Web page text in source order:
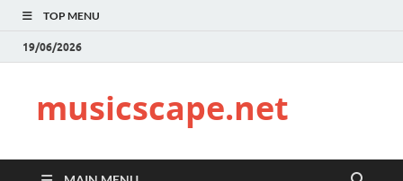
TOP MENU
19/06/2026
musicscape.net